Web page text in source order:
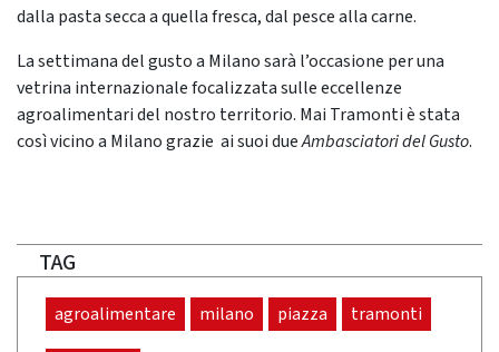
dalla pasta secca a quella fresca, dal pesce alla carne.
La settimana del gusto a Milano sarà l’occasione per una
vetrina internazionale focalizzata sulle eccellenze
agroalimentari del nostro territorio. Mai Tramonti è stata
così vicino a Milano grazie ai suoi dueAmbasciatori del Gusto.
TAG
agroalimentare milano piazza tramonti